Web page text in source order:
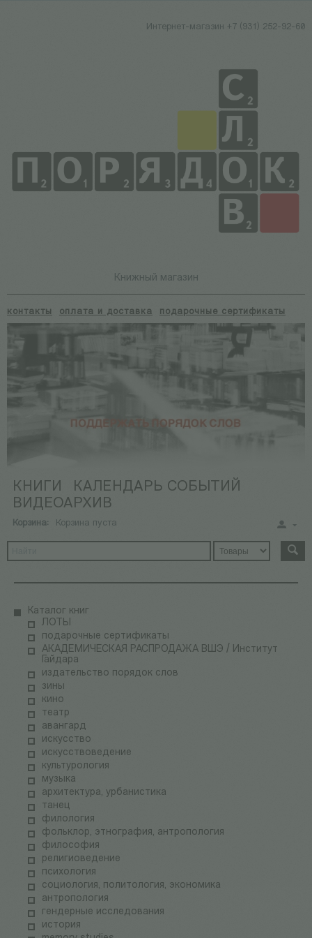
Интернет-магазин +7 (931) 252-92-60
Книжный магазин
контакты оплата и доставка подарочные сертификаты
КНИГИ
КАЛЕНДАРЬ СОБЫТИЙ
ВИДЕОАРХИВ
Корзина: Корзина пуста
Каталог книг
ЛОТЫ
подарочные сертификаты
АКАДЕМИЧЕСКАЯ РАСПРОДАЖА ВШЭ / Институт
Гайдара
издательство порядок слов
зины
кино
театр
авангард
искусство
искусствоведение
культурология
музыка
архитектура, урбанистика
танец
филология
фольклор, этнография, антропология
философия
религиоведение
психология
социология, политология, экономика
антропология
гендерные исследования
история